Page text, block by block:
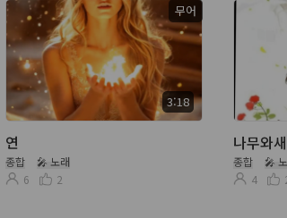
3:18
무어
연
종합
🎤 노래
6
2
나무와새
종합
🎤
4